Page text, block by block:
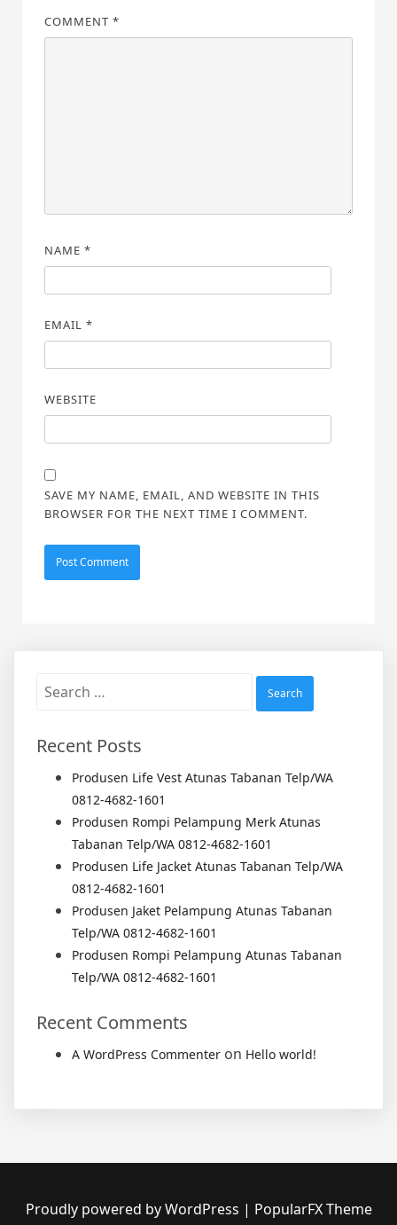
COMMENT *
NAME *
EMAIL *
WEBSITE
SAVE MY NAME, EMAIL, AND WEBSITE IN THIS
BROWSER FOR THE NEXT TIME I COMMENT.
Search
Recent Posts
Produsen Life Vest Atunas Tabanan Telp/WA
0812-4682-1601
Produsen Rompi Pelampung Merk Atunas
Tabanan Telp/WA 0812-4682-1601
Produsen Life Jacket Atunas Tabanan Telp/WA
0812-4682-1601
Produsen Jaket Pelampung Atunas Tabanan
Telp/WA 0812-4682-1601
Produsen Rompi Pelampung Atunas Tabanan
Telp/WA 0812-4682-1601
Recent Comments
A WordPress Commenter on Hello world!
Proudly powered by WordPress | PopularFX Theme